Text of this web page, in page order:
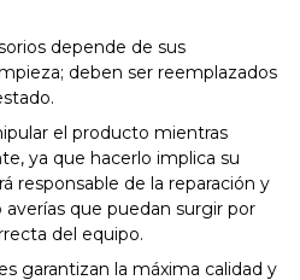
depende de sus
deben ser reemplazados
el producto mientras
ya que hacerlo implica su
responsable de la reparación y
averías que puedan surgir por
del equipo.
garantizan la máxima calidad y